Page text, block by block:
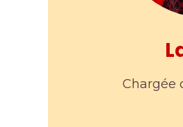
Chargée